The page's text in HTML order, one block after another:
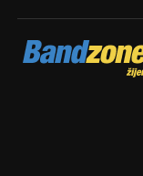
Bandzone.cz
žijeme hudbou